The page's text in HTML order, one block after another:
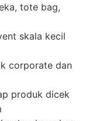
tote bag,
skala kecil
corporate dan
produk dicek